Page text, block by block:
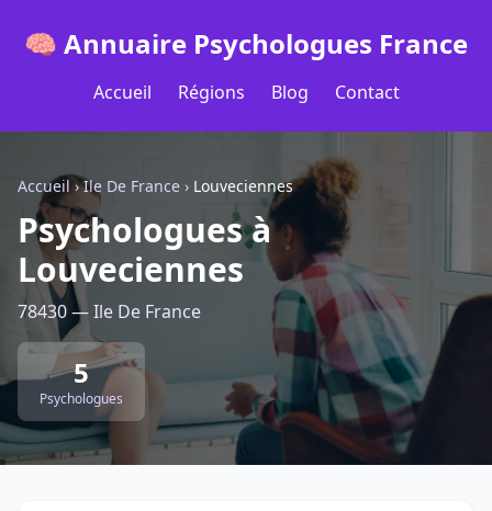
🧠 Annuaire Psychologues France
Accueil Régions Blog Contact
Accueil ›Ile De France › Louveciennes
Psychologues à
Louveciennes
78430 — Ile De France
5
Psychologues